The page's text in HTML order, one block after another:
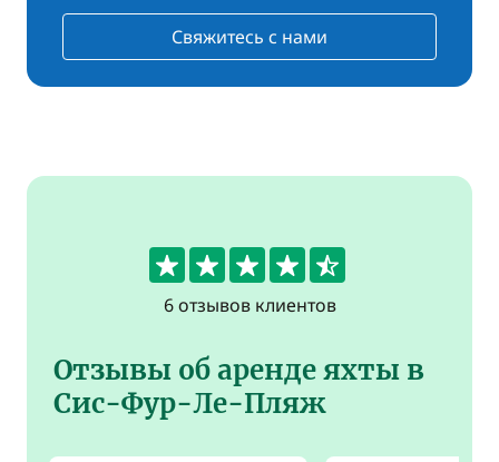
Свяжитесь с нами
4.5
6 отзывов клиентов
Отзывы об аренде яхты в
Сис-Фур-Ле-Пляж